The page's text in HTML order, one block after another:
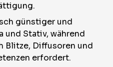
günstiger und
und Stativ, während
Blitze, Diffusoren und
erfordert.